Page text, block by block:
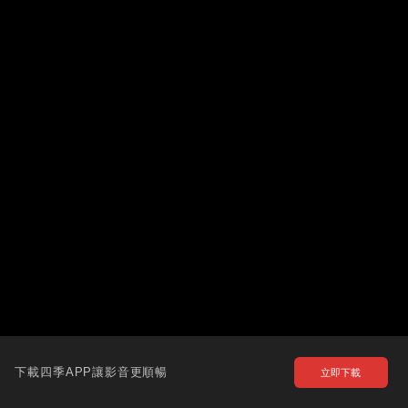
下載四季APP讓影音更順暢 立即下載